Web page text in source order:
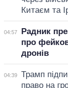
Китаєм та
04:57
Радник
про
дронів
04:39
Трамп
право на